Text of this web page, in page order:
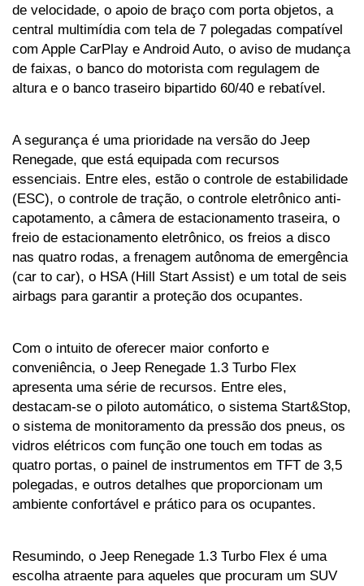
de velocidade, o apoio de braço com porta objetos, a
central multimídia com tela de 7 polegadas compatível
com Apple CarPlay e Android Auto, o aviso de mudança
de faixas, o banco do motorista com regulagem de
altura e o banco traseiro bipartido 60/40 e rebatível.
A segurança é uma prioridade na versão do Jeep
Renegade, que está equipada com recursos
essenciais. Entre eles, estão o controle de estabilidade
(ESC), o controle de tração, o controle eletrônico anti-
capotamento, a câmera de estacionamento traseira, o
freio de estacionamento eletrônico, os freios a disco
nas quatro rodas, a frenagem autônoma de emergência
(car to car), o HSA (Hill Start Assist) e um total de seis
airbags para garantir a proteção dos ocupantes.
Com o intuito de oferecer maior conforto e
conveniência, o Jeep Renegade 1.3 Turbo Flex
apresenta uma série de recursos. Entre eles,
destacam-se o piloto automático, o sistema Start&Stop,
o sistema de monitoramento da pressão dos pneus, os
vidros elétricos com função one touch em todas as
quatro portas, o painel de instrumentos em TFT de 3,5
polegadas, e outros detalhes que proporcionam um
ambiente confortável e prático para os ocupantes.
Resumindo, o Jeep Renegade 1.3 Turbo Flex é uma
escolha atraente para aqueles que procuram um SUV